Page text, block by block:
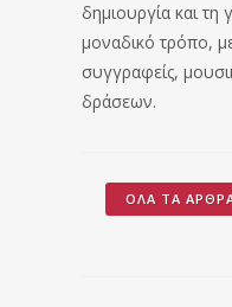
δημιουργία και τη
μοναδικό τρόπο,
συγγραφείς,
δράσεων.
ΌΛΑ ΤΑ